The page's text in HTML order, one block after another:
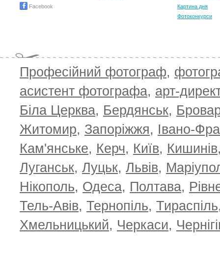
Facebook
Картина дня
Фотоконкурси
Професійний фотограф,
асистент фотографа, арт-
Біла Церква, Бердянськ,
Житомир, Запоріжжя, Івано-
Кам'янське, Керч, Київ, Кишинів
Луганськ, Луцьк, Львів,
Нікополь, Одеса, Полтава,
Тель-Авів, Тернопіль, Тираспіль
Хмельницький, Черкаси,